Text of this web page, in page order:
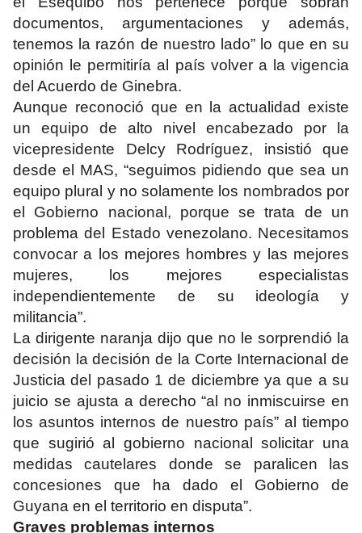
documentos, argumentaciones y además,
tenemos la razón de nuestro lado” lo que en su
opinión le permitiría al país volver a la vigencia
del Acuerdo de Ginebra.
Aunque reconoció que en la actualidad existe
un equipo de alto nivel encabezado por la
vicepresidente Delcy Rodríguez, insistió que
desde el MAS, “seguimos pidiendo que sea un
equipo plural y no solamente los nombrados por
el Gobierno nacional, porque se trata de un
problema del Estado venezolano. Necesitamos
convocar a los mejores hombres y las mejores
mujeres, los mejores especialistas
independientemente de su ideología y
militancia”.
La dirigente naranja dijo que no le sorprendió la
decisión la decisión de la Corte Internacional de
Justicia del pasado 1 de diciembre ya que a su
juicio se ajusta a derecho “al no inmiscuirse en
los asuntos internos de nuestro país” al tiempo
que sugirió al gobierno nacional solicitar una
medidas cautelares donde se paralicen las
concesiones que ha dado el Gobierno de
Guyana en el territorio en disputa”.
Graves problemas internos